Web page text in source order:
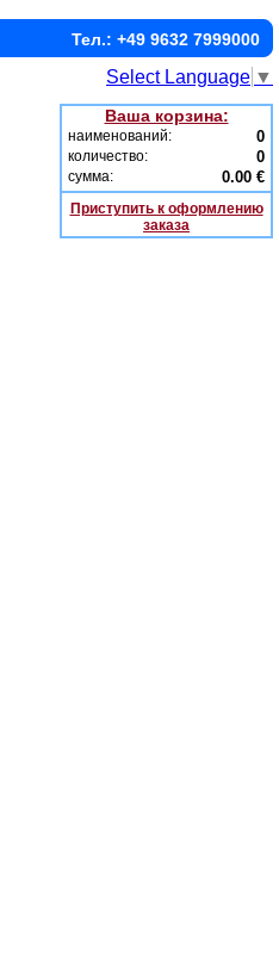
Тел.: +49 9632 7999000
Select Language ▼
Ваша корзина:
наименований: 0
количество: 0
сумма: 0.00 €
Приступить к оформлению
заказа